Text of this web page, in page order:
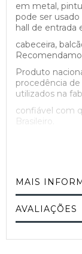
em metal,
pode ser
hall de entrada
cabeceira,
Produto
procedência
utilizados na
confiável com
Brasileiro.
MAIS
AVALIAÇÕES